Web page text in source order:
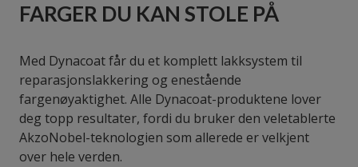
FARGER DU KAN STOLE PÅ
Med Dynacoat får du et komplett lakksystem til
reparasjonslakkering og enestående
fargenøyaktighet. Alle Dynacoat-produktene lover
deg topp resultater, fordi du bruker den veletablerte
AkzoNobel-teknologien som allerede er velkjent
over hele verden.